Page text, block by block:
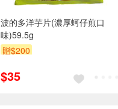
波的多洋芋片(濃厚蚵仔煎口
味)59.5g
贈$200
$35